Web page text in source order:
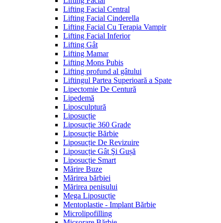
Lifting Facial Central
Lifting Facial Cinderella
Lifting Facial Cu Terapia Vampir
Lifting Facial Inferior
Lifting Gât
Lifting Mamar
Lifting Mons Pubis
Lifting profund al gâtului
Liftingul Partea Superioară a Spate
Lipectomie De Centură
Lipedemă
Liposculptură
Liposucție
Liposucție 360 Grade
Liposucție Bărbie
Liposucție De Revizuire
Liposucție Gât Şi Gușă
Liposucție Smart
Mărire Buze
Mărirea bărbiei
Mărirea penisului
Mega Liposucție
Mentoplastie - Implant Bărbie
Microlipofilling